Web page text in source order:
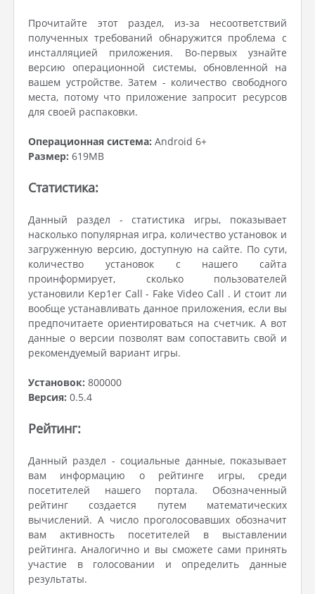
Прочитайте этот раздел, из-за несоответствий
полученных требований обнаружится проблема с
инсталляцией приложения. Во-первых узнайте
версию операционной системы, обновленной на
вашем устройстве. Затем - количество свободного
места, потому что приложение запросит ресурсов
для своей распаковки.
Операционная система: Android 6+
Размер: 619MB
Статистика:
Данный раздел - статистика игры, показывает
насколько популярная игра, количество установок и
загруженную версию, доступную на сайте. По сути,
количество установок с нашего сайта
проинформирует, сколько пользователей
установили Kep1er Call - Fake Video Call . И стоит ли
вообще устанавливать данное приложения, если вы
предпочитаете ориентироваться на счетчик. А вот
данные о версии позволят вам сопоставить свой и
рекомендуемый вариант игры.
Установок: 800000
Версия: 0.5.4
Рейтинг:
Данный раздел - социальные данные, показывает
вам информацию о рейтинге игры, среди
посетителей нашего портала. Обозначенный
рейтинг создается путем математических
вычислений. А число проголосовавших обозначит
вам активность посетителей в выставлении
рейтинга. Аналогично и вы сможете сами принять
участие в голосовании и определить данные
результаты.